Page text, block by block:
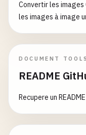
Convertir les images
les images à image
DOCUMENT TOOLS
README
Recupere un